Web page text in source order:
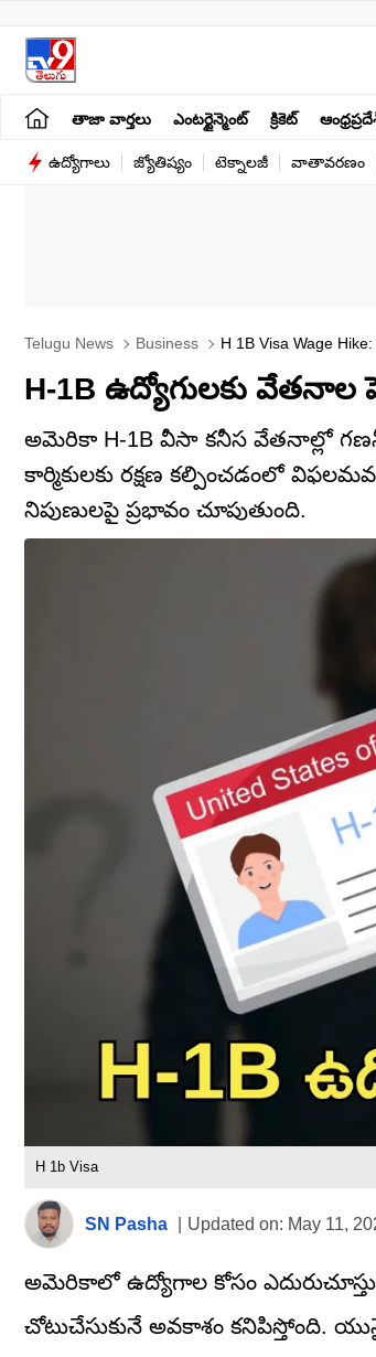
తాజా వార్తలు ఎంటర్టైన్మెంట్ క్రికెట్
ఉద్యోగాలు జ్యోతిష్యం టెక్నాలజీ వాతావరణం
Telugu News Business H 1B Visa Wage
H-1B ఉద్యోగులకు
అమెరికా H-1B వీసా కనీస వేతనాల్లో
కార్మికులకు రక్షణ కల్పించడంలో
నిపుణులపై ప్రభావం చూపుతుంది.
H 1b Visa
SN Pasha Updated on: May 11,
అమెరికాలో ఉద్యోగాల కోసం
చోటుచేసుకునే అవకాశం కనిపిస్తోంది.